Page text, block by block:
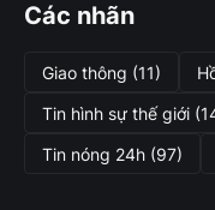
Các nhãn
Giao thông (11)
Tin hình sự thế giới
Tin nóng 24h (97)